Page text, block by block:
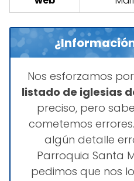
Nos esforzamos
listado de iglesias
preciso, pero
cometemos
algún detalle
Parroquia Santa
pedimos que nos